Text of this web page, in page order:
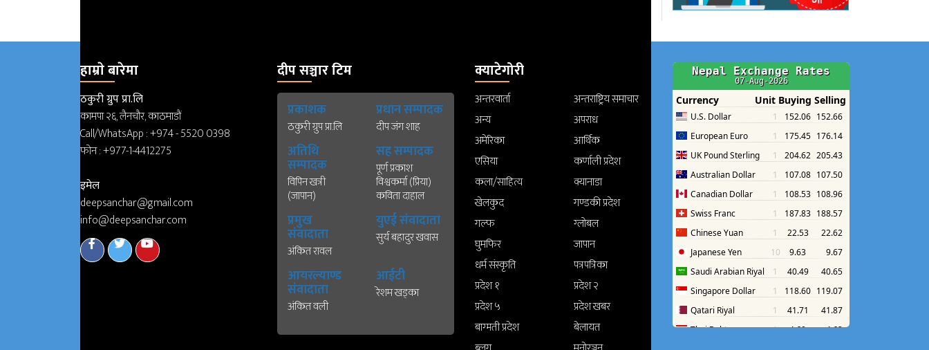
हाम्राे बारेमा
ठकुरी ग्रुप प्रा.लि
कामपा २६, लैनचौर, काठमाडौं
Call/WhatsApp :+974 - 5520 0398
फोन :+977-1-4412275
इमेल
deepsanchar@gmail.com
info@deepsanchar.com
दीप सञ्चार टिम
प्रकाशक
ठकुरी ग्रुप प्रा.लि
प्रधान सम्पादक
दीप जंग शाह
अतिथि
सम्पादक
विपिन खत्री
(जापान)
सह सम्पादक
पूर्ण प्रकाश
विश्वकर्मा (प्रिया)
कविता दाहाल
प्रमुख
संवादाता
अंकित रावल
युएई संवादाता
सुर्य बहादुर खवास
आयरल्याण्ड
संवादाता
अंकित वली
आईटी
रेशम खड्का
क्याटेगोरी
अन्तरवार्ता
अन्तराष्ट्रिय समाचार
अन्य
अपराध
अमेरिका
आर्थिक
एसिया
कर्णाली प्रदेश
कला/साहित्य
क्यानाडा
खेलकुद
गण्डकी प्रदेश
गल्फ
ग्लोबल
घुमफिर
जापान
धर्म संस्कृति
पत्रपत्रिका
प्रदेश १
प्रदेश २
प्रदेश ५
प्रदेश खबर
बाग्मती प्रदेश
बेलायत